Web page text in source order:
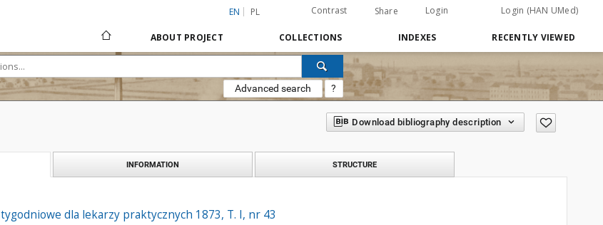
EN PL Contrast Share Login Login (HAN UMed)
ABOUT PROJECT COLLECTIONS INDEXES RECENTLY VIEWED
Advanced search ?
Download bibliography description
INFORMATION STRUCTURE
dla lekarzy praktycznych 1873, T. I, nr 43